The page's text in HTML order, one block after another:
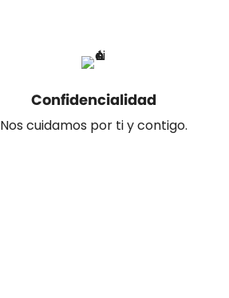
Confidencialidad
Nos cuidamos por ti y contigo.